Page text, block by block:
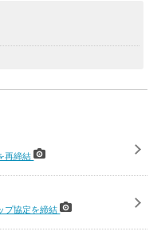
再締結
プ協定を締結